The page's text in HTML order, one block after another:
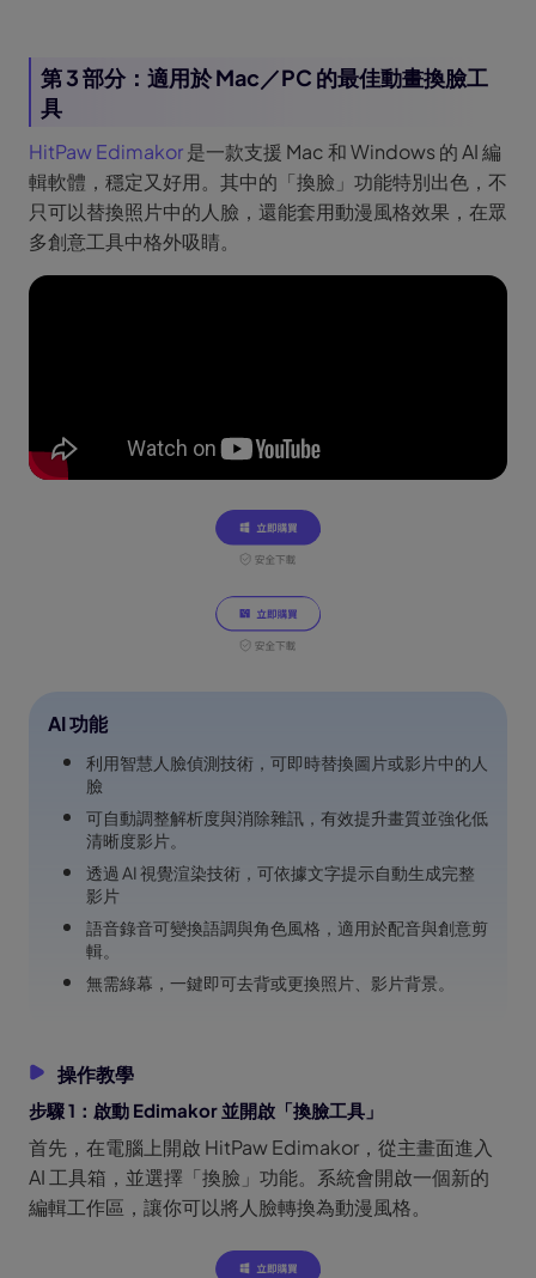
第 3 部分：適用於 Mac／PC 的最佳動畫換臉工
具
HitPaw Edimakor是一款支援 Mac 和 Windows 的 AI 編
輯軟體，穩定又好用。其中的「換臉」功能特別出色，不
只可以替換照片中的人臉，還能套用動漫風格效果，在眾
多創意工具中格外吸睛。
AI 功能
利用智慧人臉偵測技術，可即時替換圖片或影片中的人
臉
可自動調整解析度與消除雜訊，有效提升畫質並強化低
清晰度影片。
透過 AI 視覺渲染技術，可依據文字提示自動生成完整
影片
語音錄音可變換語調與角色風格，適用於配音與創意剪
輯。
無需綠幕，一鍵即可去背或更換照片、影片背景。
操作教學
步驟 1：啟動 Edimakor 並開啟「換臉工具」
首先，在電腦上開啟 HitPaw Edimakor，從主畫面進入
AI 工具箱，並選擇「換臉」功能。系統會開啟一個新的
編輯工作區，讓你可以將人臉轉換為動漫風格。